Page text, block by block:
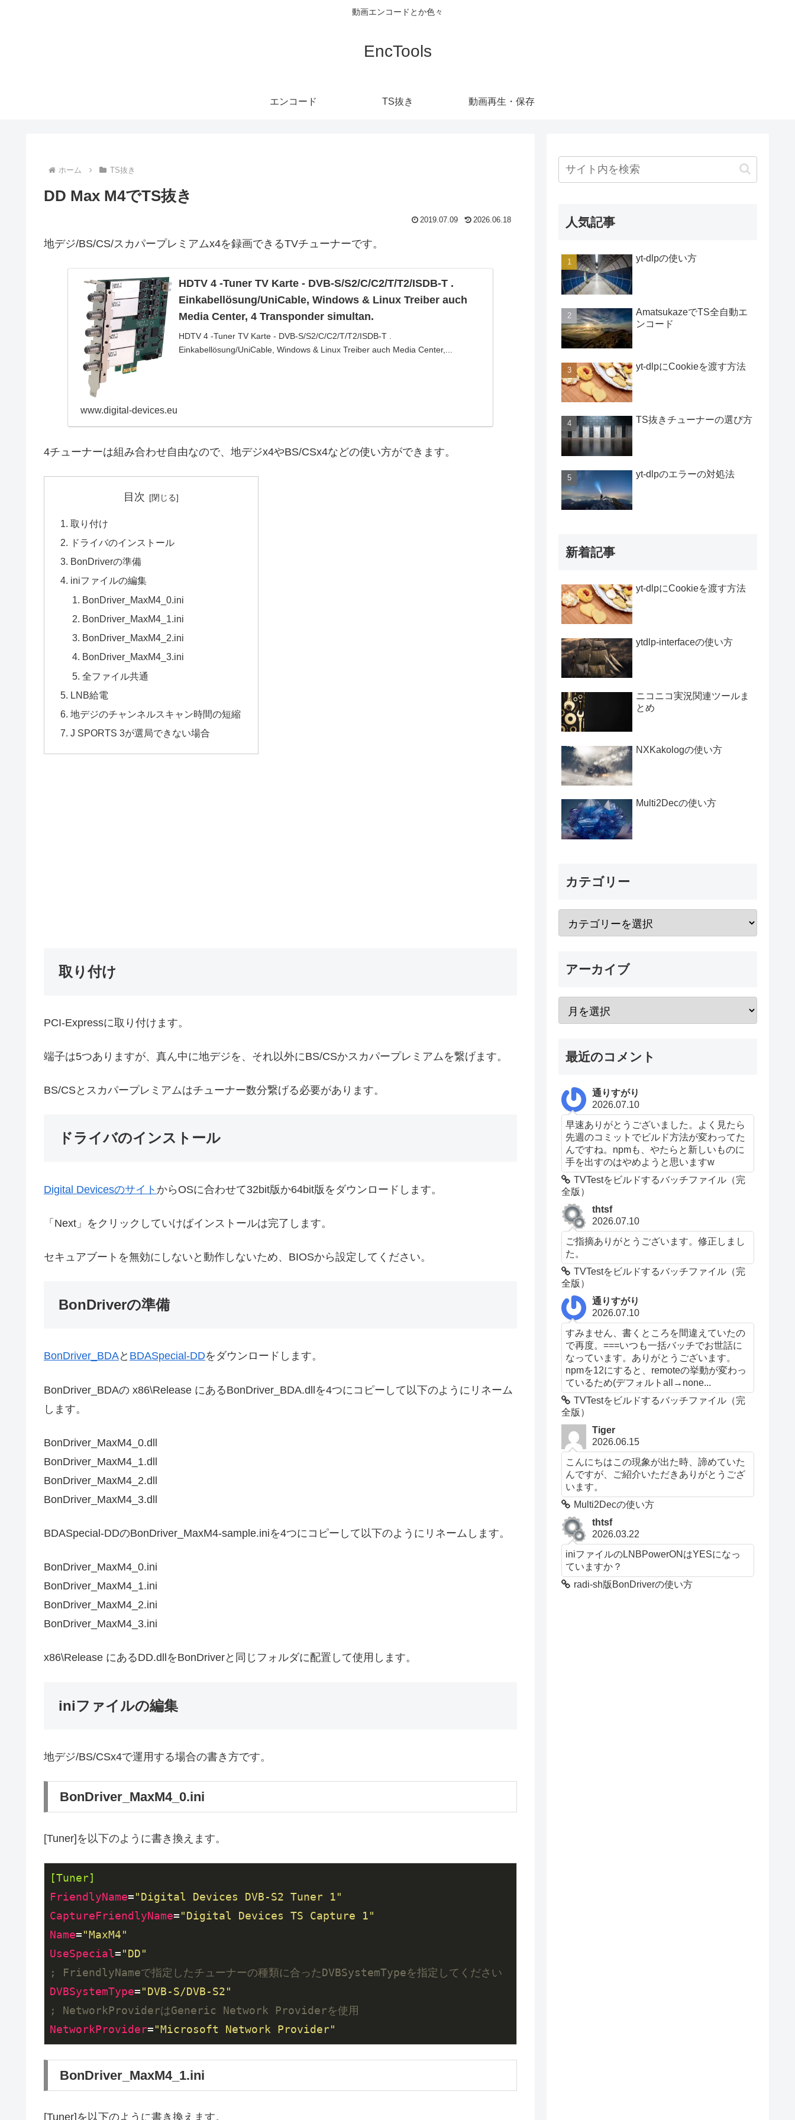
動画エンコードとか色々
EncTools
エンコード TS抜き 動画再生・保存
ホーム TS抜き
DD Max M4でTS抜き
2019.07.09 2026.06.18
地デジ/BS/CS/スカパープレミアムx4を録画できるTVチューナーです。
HDTV 4 -Tuner TV Karte - DVB-S/S2/C/C2/T/T2/ISDB-T .
Einkabellösung/UniCable, Windows & Linux Treiber auch
Media Center, 4 Transponder simultan.
HDTV 4 -Tuner TV Karte - DVB-S/S2/C/C2/T/T2/ISDB-T .
Einkabellösung/UniCable, Windows & Linux Treiber auch Media Center,...
www.digital-devices.eu
4チューナーは組み合わせ自由なので、地デジx4やBS/CSx4などの使い方ができます。
目次
取り付け
ドライバのインストール
BonDriverの準備
iniファイルの編集
BonDriver_MaxM4_0.ini
BonDriver_MaxM4_1.ini
BonDriver_MaxM4_2.ini
BonDriver_MaxM4_3.ini
全ファイル共通
LNB給電
地デジのチャンネルスキャン時間の短縮
J SPORTS 3が選局できない場合
取り付け
PCI-Expressに取り付けます。
端子は5つありますが、真ん中に地デジを、それ以外にBS/CSかスカパープレミアムを繋げます。
BS/CSとスカパープレミアムはチューナー数分繋げる必要があります。
ドライバのインストール
Digital Devicesのサイト からOSに合わせて32bit版か64bit版をダウンロードします。
「Next」をクリックしていけばインストールは完了します。
セキュアブートを無効にしないと動作しないため、BIOSから設定してください。
BonDriverの準備
BonDriver_BDAと BDASpecial-DDをダウンロードします。
BonDriver_BDAの x86\Release にあるBonDriver_BDA.dllを4つにコピーして以下のようにリネーム
します。
BonDriver_MaxM4_0.dll
BonDriver_MaxM4_1.dll
BonDriver_MaxM4_2.dll
BonDriver_MaxM4_3.dll
BDASpecial-DDのBonDriver_MaxM4-sample.iniを4つにコピーして以下のようにリネームします。
BonDriver_MaxM4_0.ini
BonDriver_MaxM4_1.ini
BonDriver_MaxM4_2.ini
BonDriver_MaxM4_3.ini
x86\Release にあるDD.dllをBonDriverと同じフォルダに配置して使用します。
iniファイルの編集
地デジ/BS/CSx4で運用する場合の書き方です。
BonDriver_MaxM4_0.ini
[Tuner]を以下のように書き換えます。
[Tuner]
FriendlyName="Digital Devices DVB-S2 Tuner 1"
CaptureFriendlyName="Digital Devices TS Capture 1"
Name="MaxM4"
UseSpecial="DD"
; FriendlyNameで指定したチューナーの種類に合ったDVBSystemTypeを指定してください
DVBSystemType="DVB-S/DVB-S2"
; NetworkProviderはGeneric Network Providerを使用
NetworkProvider="Microsoft Network Provider"
BonDriver_MaxM4_1.ini
[Tuner]を以下のように書き換えます。
人気記事
yt-dlpの使い方
AmatsukazeでTS全自動エ
ンコード
yt-dlpにCookieを渡す方法
TS抜きチューナーの選び方
yt-dlpのエラーの対処法
新着記事
yt-dlpにCookieを渡す方法
ytdlp-interfaceの使い方
ニコニコ実況関連ツールま
とめ
NXKakologの使い方
Multi2Decの使い方
カテゴリー
アーカイブ
最近のコメント
通りすがり
2026.07.10
早速ありがとうございました。よく見たら
先週のコミットでビルド方法が変わってた
んですね。npmも、やたらと新しいものに
手を出すのはやめようと思いますw
TVTestをビルドするバッチファイル（完
全版）
thtsf
2026.07.10
ご指摘ありがとうございます。修正しまし
た。
TVTestをビルドするバッチファイル（完
全版）
通りすがり
2026.07.10
すみません、書くところを間違えていたの
で再度。===いつも一括バッチでお世話に
なっています。ありがとうございます。
npmを12にすると、remoteの挙動が変わっ
ているため(デフォルトall→none...
TVTestをビルドするバッチファイル（完
全版）
Tiger
2026.06.15
こんにちはこの現象が出た時、諦めていた
んですが、ご紹介いただきありがとうござ
います。
Multi2Decの使い方
thtsf
2026.03.22
iniファイルのLNBPowerONはYESになっ
ていますか？
radi-sh版BonDriverの使い方